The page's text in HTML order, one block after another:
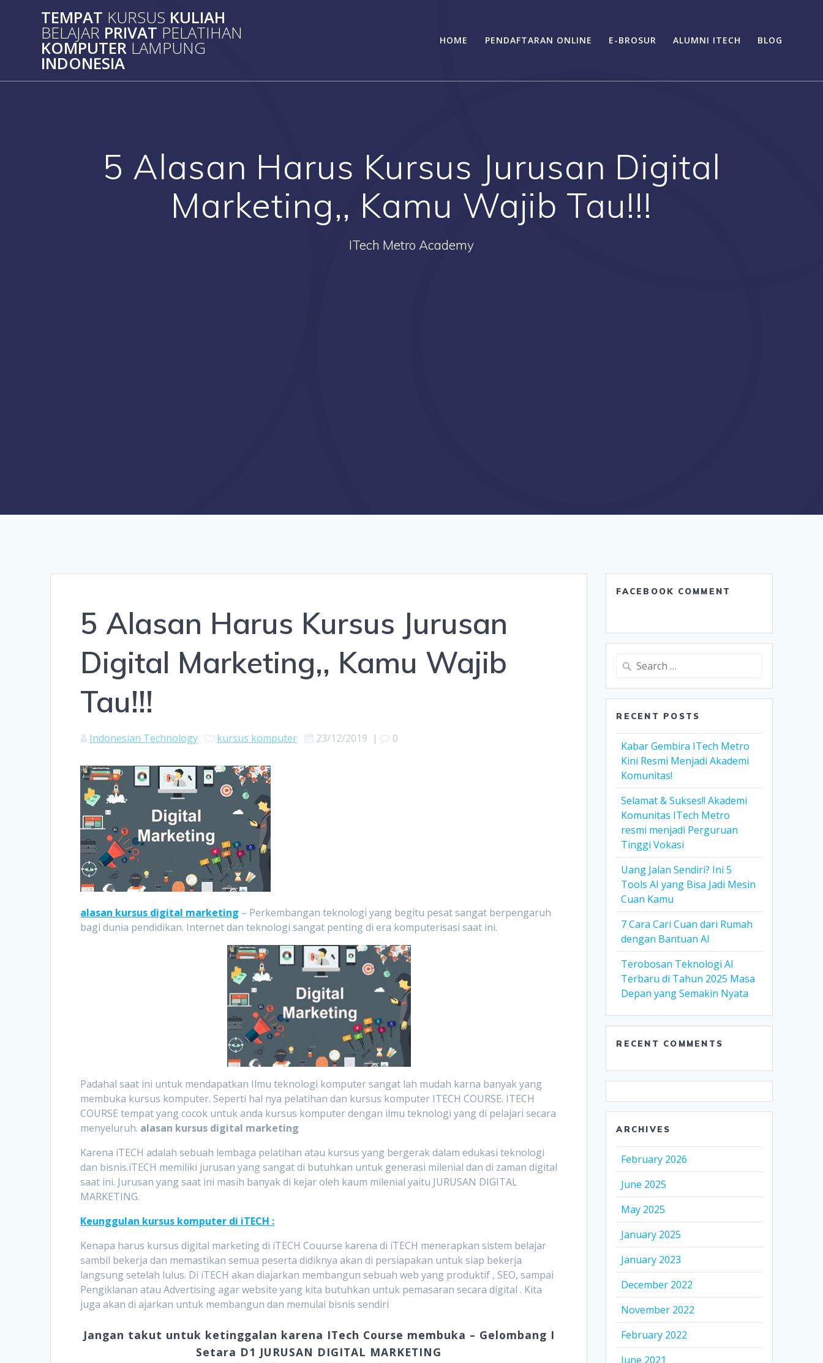
TEMPAT KURSUS KULIAH
BELAJAR PRIVAT PELATIHAN
KOMPUTER LAMPUNG
INDONESIA
HOME PENDAFTARAN ONLINE E-BROSUR ALUMNI ITECH BLOG
5 Alasan Harus Kursus Jurusan Digital
Marketing,, Kamu Wajib Tau!!!
ITech Metro Academy
5 Alasan Harus Kursus Jurusan
Digital Marketing,, Kamu Wajib
Tau!!!
Indonesian Technology kursus komputer 23/12/2019 | 0
alasan kursus digital marketing – Perkembangan teknologi yang begitu pesat sangat berpengaruh
bagi dunia pendidikan. Internet dan teknologi sangat penting di era komputerisasi saat ini.
Padahal saat ini untuk mendapatkan Ilmu teknologi komputer sangat lah mudah karna banyak yang
membuka kursus komputer. Seperti hal nya pelatihan dan kursus komputer ITECH COURSE. ITECH
COURSE tempat yang cocok untuk anda kursus komputer dengan ilmu teknologi yang di pelajari secara
menyeluruh. alasan kursus digital marketing
Karena iTECH adalah sebuah lembaga pelatihan atau kursus yang bergerak dalam edukasi teknologi
dan bisnis.iTECH memiliki jurusan yang sangat di butuhkan untuk generasi milenial dan di zaman digital
saat ini. Jurusan yang saat ini masih banyak di kejar oleh kaum milenial yaitu JURUSAN DIGITAL
MARKETING.
Keunggulan kursus komputer di iTECH :
Kenapa harus kursus digital marketing di iTECH Couurse karena di iTECH menerapkan sistem belajar
sambil bekerja dan memastikan semua peserta didiknya akan di persiapakan untuk siap bekerja
langsung setelah lulus. Di iTECH akan diajarkan membangun sebuah web yang produktif , SEO, sampai
Pengiklanan atau Advertising agar website yang kita butuhkan untuk pemasaran secara digital . Kita
juga akan di ajarkan untuk membangun dan memulai bisnis sendiri
Jangan takut untuk ketinggalan karena ITech Course membuka – Gelombang I
Setara D1 JURUSAN DIGITAL MARKETING
FACEBOOK COMMENT
Search
RECENT POSTS
Kabar Gembira ITech Metro
Kini Resmi Menjadi Akademi
Komunitas!
Selamat & Sukses!! Akademi
Komunitas ITech Metro
resmi menjadi Perguruan
Tinggi Vokasi
Uang Jalan Sendiri? Ini 5
Tools AI yang Bisa Jadi Mesin
Cuan Kamu
7 Cara Cari Cuan dari Rumah
dengan Bantuan AI
Terobosan Teknologi AI
Terbaru di Tahun 2025 Masa
Depan yang Semakin Nyata
RECENT COMMENTS
ARCHIVES
February 2026
June 2025
May 2025
January 2025
January 2023
December 2022
November 2022
February 2022
June 2021